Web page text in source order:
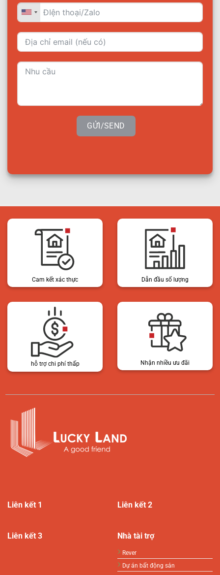
GỬI/SEND
Cam kết xác thực Dẫn đầu số lượng
hỗ trợ chi phí thấp Nhận nhiều ưu đãi
Liên kết 1 Liên kết 2
Liên kết 3 Nhà tài trợ
Rever
Dự án bất động sản